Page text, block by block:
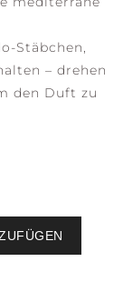
Stäbchen,
– drehen
den Duft zu